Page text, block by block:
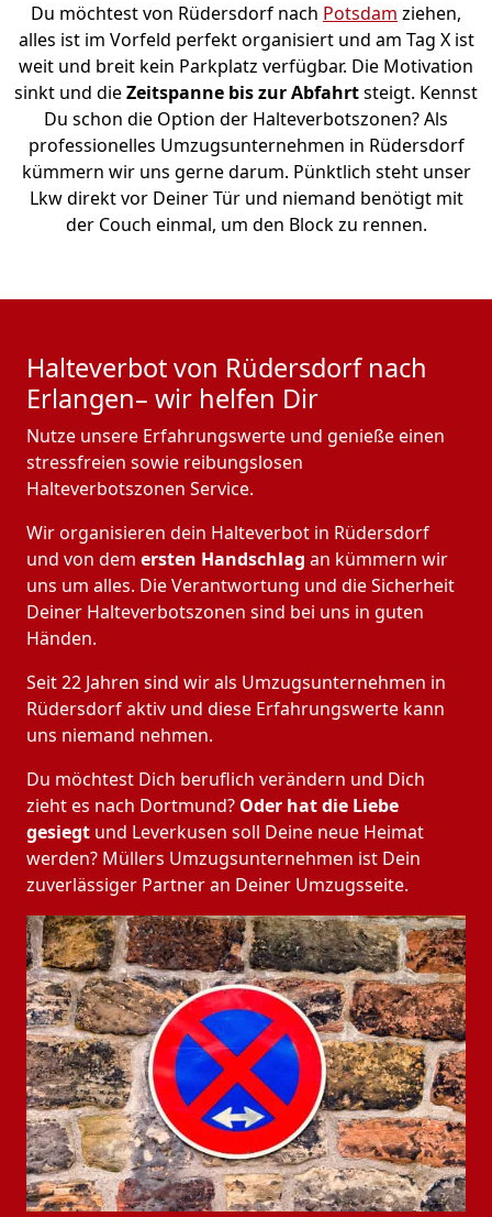
Du möchtest von Rüdersdorf nach Potsdam ziehen,
alles ist im Vorfeld perfekt organisiert und am Tag X ist
weit und breit kein Parkplatz verfügbar. Die Motivation
sinkt und dieZeitspanne bis zur Abfahrtsteigt. Kennst
Du schon die Option der Halteverbotszonen? Als
professionelles Umzugsunternehmen in Rüdersdorf
kümmern wir uns gerne darum. Pünktlich steht unser
Lkw direkt vor Deiner Tür und niemand benötigt mit
der Couch einmal, um den Block zu rennen.
Halteverbot von Rüdersdorf nach
Erlangen– wir helfen Dir
Nutze unsere Erfahrungswerte und genieße einen
stressfreien sowie reibungslosen
Halteverbotszonen Service.
Wir organisieren dein Halteverbot in Rüdersdorf
und von dem ersten Handschlag an kümmern wir
uns um alles. Die Verantwortung und die Sicherheit
Deiner Halteverbotszonen sind bei uns in guten
Händen.
Seit 22 Jahren sind wir als Umzugsunternehmen in
Rüdersdorf aktiv und diese Erfahrungswerte kann
uns niemand nehmen.
Du möchtest Dich beruflich verändern und Dich
zieht es nach Dortmund? Oder hat die Liebe
gesiegt und Leverkusen soll Deine neue Heimat
werden? Müllers Umzugsunternehmen ist Dein
zuverlässiger Partner an Deiner Umzugsseite.